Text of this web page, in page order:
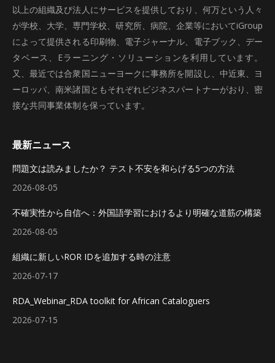
以上の組織及び法人にサービスを提供しており、何万という人々
が学校、大学、専門学校、研究所、病院、企業等においてiGroup
によって提供される印刷物、電子ジャーナル、電子ブック、デー
タベース、Eラーニング・ソリューションを利用しています。
又、最近では合衆国ニューヨークに事務所を開設し、中近東、ヨ
ーロッパ、南米諸国ともそれぞれビジネスパートナーがおり、密
接な共同事業体制を保っています。
最新ニュース
問題文は読みましたか？ テスト不安を和らげる5つの方法
2026-08-05
不確実性から自信へ：外国語学習におけるより明確な道筋の構築
2026-08-05
組織に新しいROR IDを追加する時の注意
2026-07-17
RDA_Webinar_RDA toolkit for African Cataloguers
2026-07-15